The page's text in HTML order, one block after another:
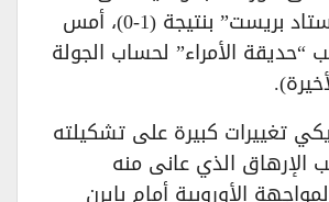
حساب ضيفه “ستاد بريست” بنتيجة (1-0)، أمس
“حديقة الأمراء” لحساب الجولة
تغييرات كبيرة على تشكيلته
الإرهاق الذي عانى منه
الأوروبية أمام بايرن